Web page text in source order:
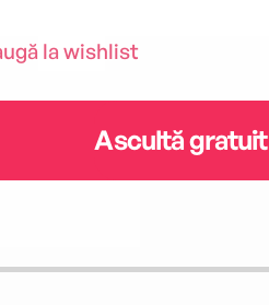
la wishlist
Ascultă gratuit